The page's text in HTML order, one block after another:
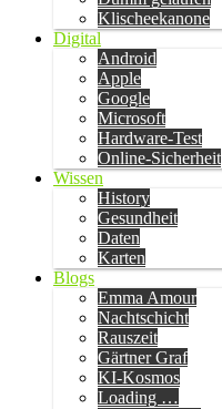
Klischeekanone
Digital
Android
Apple
Google
Microsoft
Hardware-Test
Online-Sicherheit
Wissen
History
Gesundheit
Daten
Karten
Blogs
Emma Amour
Nachtschicht
Rauszeit
Gärtner Graf
KI-Kosmos
Loading …